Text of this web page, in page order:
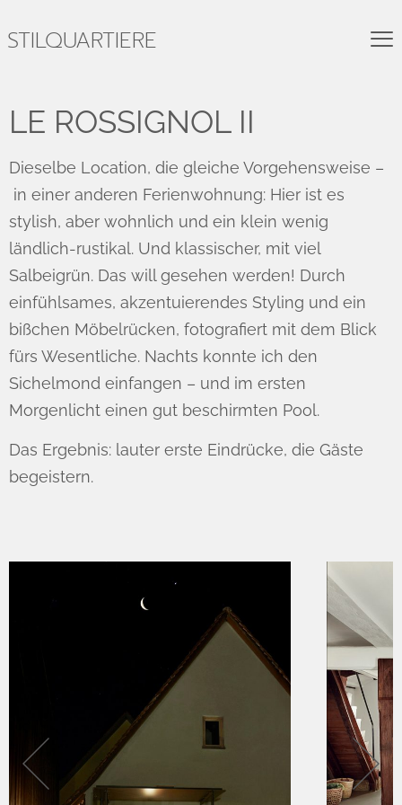
STILQUARTIERE
LE ROSSIGNOL II
Dieselbe Location, die gleiche Vorgehensweise –
in einer anderen Ferienwohnung: Hier ist es
stylish, aber wohnlich und ein klein wenig
ländlich-rustikal. Und klassischer, mit viel
Salbeigrün. Das will gesehen werden! Durch
einfühlsames, akzentuierendes Styling und ein
bißchen Möbelrücken, fotografiert mit dem Blick
fürs Wesentliche. Nachts konnte ich den
Sichelmond einfangen – und im ersten
Morgenlicht einen gut beschirmten Pool.
Das Ergebnis: lauter erste Eindrücke, die Gäste
begeistern.